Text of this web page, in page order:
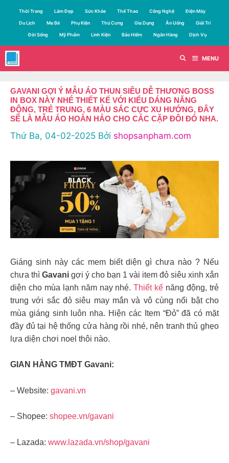
dung
Thời Trang Làm Đẹp Sức Khỏe Thể Thao Công Nghệ Điện Máy
Du Lịch Mẹ Bé Phụ Kiện Thú Cưng Gia Dụng Ăn Uống Giải Trí
Đời Sống Mỹ Phẩm Linh Kiện Bảo Hiểm Ngân Hàng Dịch Vụ
MENU
GAVANI GỢI Ý MẪU ÁO THUN SIÊU DỄ THƯƠNG BOSS
IN BOX NÀY NHÉ THIẾT KẾ VỚI KIỂU DÁNG NĂNG
ĐỘNG, TRẺ TRUNG, 6 MÀU SẮC CỰC XU HƯỚNG, ĐÂY
SẼ LÀ MẪU ÁO HOÀN HẢO CHO CÁC CẶP ĐÔI ĐÓ NHA.
Thứ Ba, 04-02-2025 Bởi shopsanpham.com
Giáng sinh này các mem biết diện gì chưa nào ? Nếu
chưa thì Gavani gợi ý cho bạn 1 vài item đỏ siêu xinh xắn
diện cho mùa lạnh năm nay nhé.Thiết kế năng động, trẻ
trung với sắc đỏ siêu may mắn và vô cùng nổi bật cho
mùa giáng sinh luôn nha. Hiện các Item “Đỏ” đã có mặt
đầy đủ tại hệ thống cửa hàng rồi nhé, nên tranh thủ ghẹo
lựa diện chơi noel thôi nào.
GIAN HÀNG TMĐT Gavani:
– Website: gavani.vn
– Shopee: shopee.vn/gavani
– Lazada: www.lazada.vn/shop/gavani